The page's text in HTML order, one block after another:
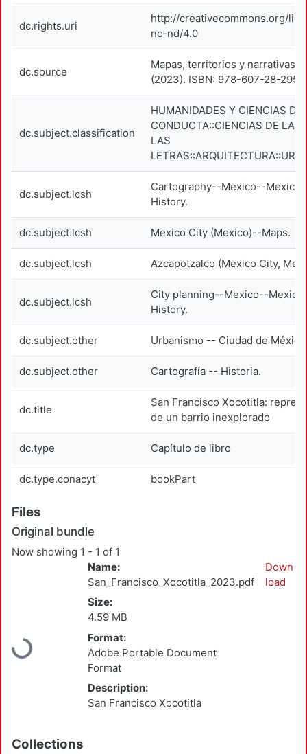
dc.rights.uri
http://creativecommons.org/
nc-nd/4.0
dc.source
Mapas, territorios y narrativas
(2023). ISBN: 978-607-28-
dc.subject.classification
HUMANIDADES Y CIENCIAS DE
CONDUCTA::CIENCIAS DE LAS
LAS
dc.subject.lcsh
Cartography--Mexico--Mexico
History.
dc.subject.lcsh Mexico City (Mexico)--Maps.
dc.subject.lcsh Azcapotzalco (Mexico City,
dc.subject.lcsh
City planning--Mexico--
History.
dc.subject.other Urbanismo -- Ciudad de
dc.subject.other Cartografía -- Historia.
dc.title
San Francisco Xocotitla:
de un barrio inexplorado
dc.type Capítulo de libro
dc.type.conacyt bookPart
Files
Original bundle
Now showing 1 - 1 of 1
Loading...
Name:
San_Francisco_Xocotitla_2023.pdf
Size:
4.59 MB
Format:
Adobe Portable Document
Format
Description:
San Francisco Xocotitla
Down
load
Collections